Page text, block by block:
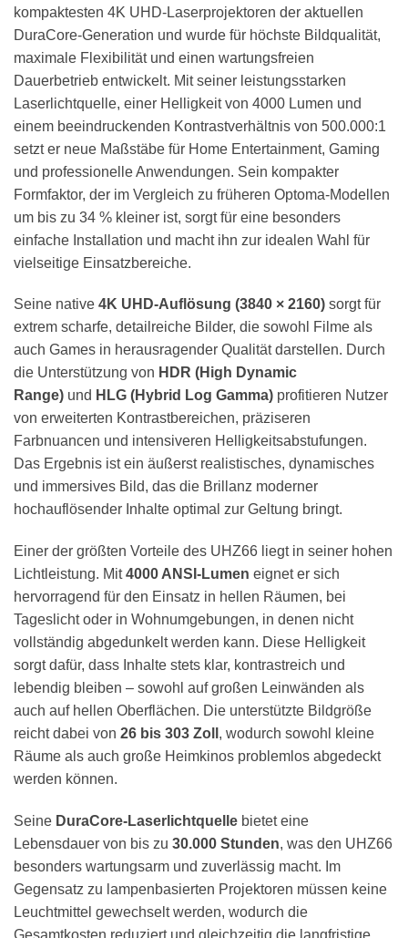
kompaktesten 4K UHD-Laserprojektoren der aktuellen
DuraCore-Generation und wurde für höchste Bildqualität,
maximale Flexibilität und einen wartungsfreien
Dauerbetrieb entwickelt. Mit seiner leistungsstarken
Laserlichtquelle, einer Helligkeit von 4000 Lumen und
einem beeindruckenden Kontrastverhältnis von 500.000:1
setzt er neue Maßstäbe für Home Entertainment, Gaming
und professionelle Anwendungen. Sein kompakter
Formfaktor, der im Vergleich zu früheren Optoma-Modellen
um bis zu 34 % kleiner ist, sorgt für eine besonders
einfache Installation und macht ihn zur idealen Wahl für
vielseitige Einsatzbereiche.
Seine native 4K UHD-Auflösung (3840 × 2160) sorgt für
extrem scharfe, detailreiche Bilder, die sowohl Filme als
auch Games in herausragender Qualität darstellen. Durch
die Unterstützung von HDR (High Dynamic
Range) und HLG (Hybrid Log Gamma) profitieren Nutzer
von erweiterten Kontrastbereichen, präziseren
Farbnuancen und intensiveren Helligkeitsabstufungen.
Das Ergebnis ist ein äußerst realistisches, dynamisches
und immersives Bild, das die Brillanz moderner
hochauflösender Inhalte optimal zur Geltung bringt.
Einer der größten Vorteile des UHZ66 liegt in seiner hohen
Lichtleistung. Mit4000 ANSI-Lumen eignet er sich
hervorragend für den Einsatz in hellen Räumen, bei
Tageslicht oder in Wohnumgebungen, in denen nicht
vollständig abgedunkelt werden kann. Diese Helligkeit
sorgt dafür, dass Inhalte stets klar, kontrastreich und
lebendig bleiben – sowohl auf großen Leinwänden als
auch auf hellen Oberflächen. Die unterstützte Bildgröße
reicht dabei von 26 bis 303 Zoll , wodurch sowohl kleine
Räume als auch große Heimkinos problemlos abgedeckt
werden können.
Seine DuraCore-Laserlichtquelle bietet eine
Lebensdauer von bis zu 30.000 Stunden, was den UHZ66
besonders wartungsarm und zuverlässig macht. Im
Gegensatz zu lampenbasierten Projektoren müssen keine
Leuchtmittel gewechselt werden, wodurch die
Gesamtkosten reduziert und gleichzeitig die langfristige